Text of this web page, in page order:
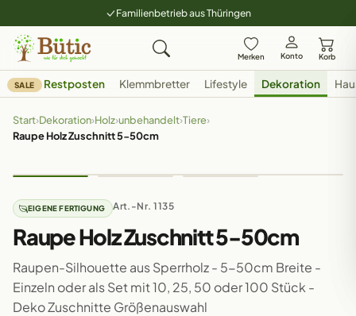
Familienbetrieb aus Thüringen
Merken Konto Korb
SALE Restposten Klemmbretter Lifestyle Dekoration
Start›Dekoration›Holz›unbehandelt›Tiere›
Raupe Holz Zuschnitt 5-50cm
EIGENE FERTIGUNG Art.-Nr. 1135
Raupe Holz Zuschnitt 5-50cm
Raupen-Silhouette aus Sperrholz - 5-50cm Breite -
Einzeln oder als Set mit 10, 25, 50 oder 100 Stück -
Deko Zuschnitte Größenauswahl